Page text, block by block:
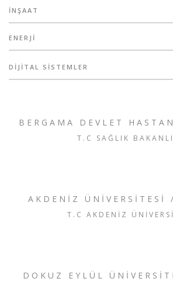
İNŞAAT
ENERJI
DIJITAL SISTEMLER
BERGAMA DEVLET
T.C SAĞLIK
AKDENİZ ÜNİVERSİTESİ
T.C AKDENİZ
DOKUZ EYLÜL